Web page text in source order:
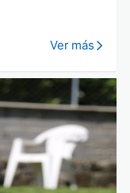
Ver más